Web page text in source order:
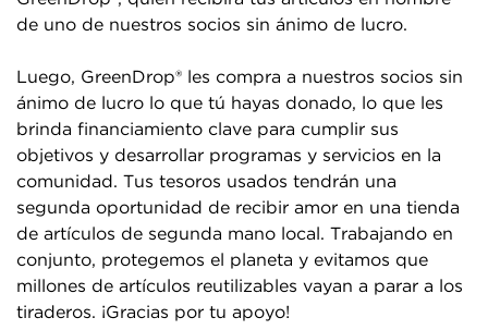
de uno de nuestros socios sin ánimo de lucro.
Luego, GreenDrop® les compra a nuestros socios sin
ánimo de lucro lo que tú hayas donado, lo que les
brinda financiamiento clave para cumplir sus
objetivos y desarrollar programas y servicios en la
comunidad. Tus tesoros usados tendrán una
segunda oportunidad de recibir amor en una tienda
de artículos de segunda mano local. Trabajando en
conjunto, protegemos el planeta y evitamos que
millones de artículos reutilizables vayan a parar a los
tiraderos. ¡Gracias por tu apoyo!